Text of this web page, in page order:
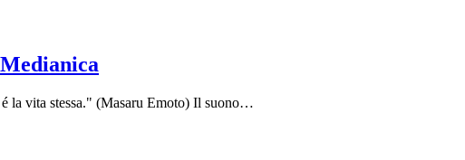
la vita stessa." (Masaru Emoto) Il suono…